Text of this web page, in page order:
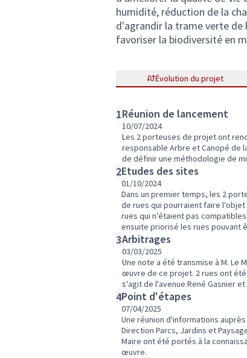
humidité, réduction de la
d'agrandir la trame verte de
favoriser la biodiversité en
Évolution du projet
1Réunion de lancement
10/07/2024
Les 2 porteuses de projet ont
responsable Arbre et Canopé de
de définir une méthodologie de
2Etudes des sites
01/10/2024
Dans un premier temps, les 2
de rues qui pourraient faire l'objet
rues qui n’étaient pas
ensuite priorisé les rues pouvant
3Arbitrages
03/03/2025
Une note a été transmise à M. Le
œuvre de ce projet. 2 rues ont
s'agit de l'avenue René Gasnier et
4Point d'étapes
07/04/2025
Une réunion d'informations
Direction Parcs, Jardins et
Maire ont été portés à la
œuvre.